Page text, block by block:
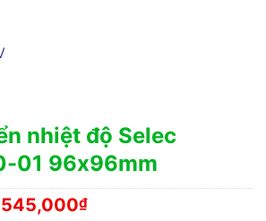
nhiệt độ Selec
01 96x96mm
₫